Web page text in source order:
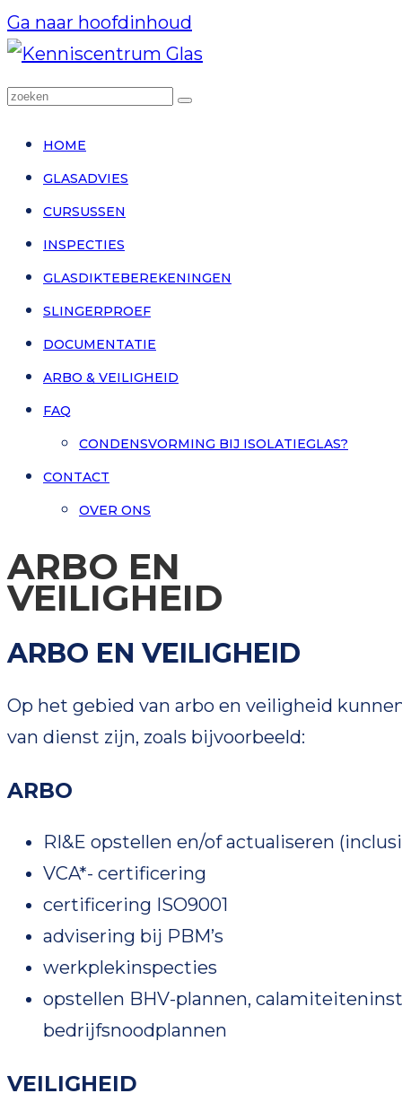
Ga naar hoofdinhoud
zoeken
Zoeken
HOME
GLASADVIES
CURSUSSEN
INSPECTIES
GLASDIKTEBEREKENINGEN
SLINGERPROEF
DOCUMENTATIE
ARBO & VEILIGHEID
FAQ
CONDENSVORMING BIJ ISOLATIEGLAS?
CONTACT
OVER ONS
ARBO EN
VEILIGHEID
ARBO EN VEILIGHEID
Op het gebied van arbo en veiligheid
van dienst zijn, zoals bijvoorbeeld:
ARBO
RI&E opstellen en/of actualiseren
VCA*- certificering
certificering ISO9001
advisering bij PBM’s
werkplekinspecties
opstellen BHV-plannen,
bedrijfsnoodplannen
VEILIGHEID